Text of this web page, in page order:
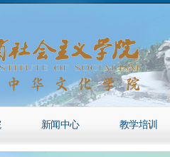
新闻中心 教学培训